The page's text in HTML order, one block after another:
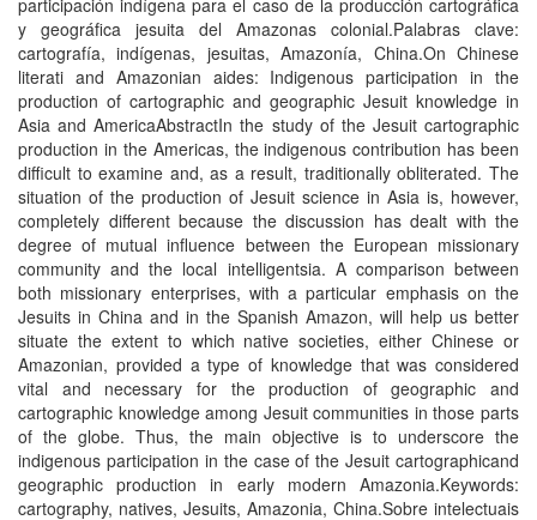
participación indí­gena para el caso de la producción cartográfica
y geográfica jesuita del Amazonas colonial.Palabras clave:
cartografí­a, indí­genas, jesuitas, Amazoní­a, China.On Chinese
literati and Amazonian aides: Indigenous participation in the
production of cartographic and geographic Jesuit knowledge in
Asia and AmericaAbstractIn the study of the Jesuit cartographic
production in the Americas, the indigenous contribution has been
difficult to examine and, as a result, traditionally obliterated. The
situation of the production of Jesuit science in Asia is, however,
completely different because the discussion has dealt with the
degree of mutual influence between the European missionary
community and the local intelligentsia. A comparison between
both missionary enterprises, with a particular emphasis on the
Jesuits in China and in the Spanish Amazon, will help us better
situate the extent to which native societies, either Chinese or
Amazonian, provided a type of knowledge that was considered
vital and necessary for the production of geographic and
cartographic knowledge among Jesuit communities in those parts
of the globe. Thus, the main objective is to underscore the
indigenous participation in the case of the Jesuit cartographicand
geographic production in early modern Amazonia.Keywords:
cartography, natives, Jesuits, Amazonia, China.Sobre intelectuais